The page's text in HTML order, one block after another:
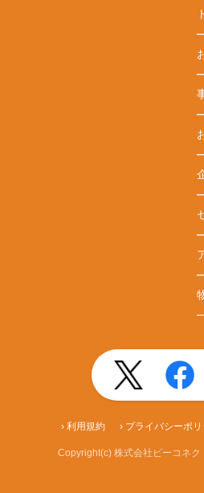
› 利用規約 › プライバシーポ
Copyright(c) 株式会社ピーコネ